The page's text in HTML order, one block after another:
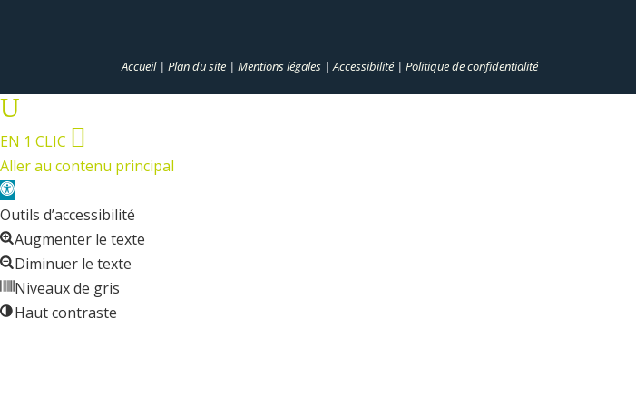
Accueil|Plan du site |Mentions légales |Accessibilité |Politique de confidentialité
U
EN 1 CLIC 
Aller au contenu principal
Ouvrir
la
barre
d’outils
Outils d’accessibilité
Augmenter le texte
Diminuer le texte
Niveaux de gris
Haut contraste